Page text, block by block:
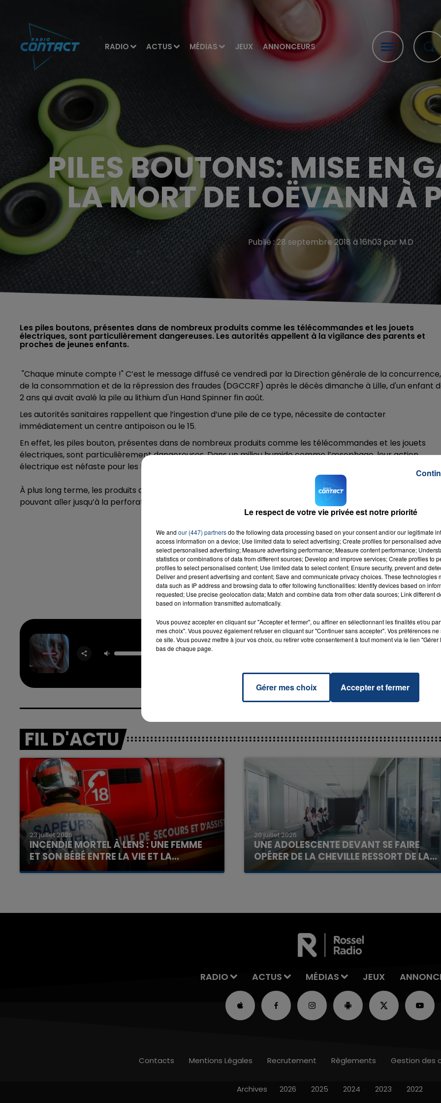
RADIO ACTUS MÉDIAS JEUX ANNONCEURS
LA TEAM DU WEEK-END
7h00 - 12h00
LA TEAM DU WEEK-END
PILES BOUTONS: MISE EN
LA MORT DE LOËVANN À
Publié : 28 septembre 2018 à 16h03 par M.D
Les piles boutons, présentes dans de nombreux produits comme les télécommandes et les jouets
électriques, sont particulièrement dangereuses. Les autorités appellent à la vigilance des parents et
proches de jeunes enfants.
"Chaque minute compte !" C’est le message diffusé ce vendredi par la Direction générale de la concurrence,
de la consommation et de la répression des fraudes (DGCCRF) après le décès dimanche à Lille, d'un enfant
2 ans qui avait avalé la pile au lithium d'un Hand Spinner fin août.
Les autorités sanitaires rappellent que l’ingestion d’une pile de ce type, nécessite de contacter
immédiatement un centre antipoison ou le 15.
En effet, les piles bouton, présentes dans de nombreux produits comme les télécommandes et les jouets
électriques, sont particulièrement dangereuses. Dans un milieu humide comme l’œsophage, leur action
électrique est néfaste pour les tissus.
À plus long terme, les produits qu’elles contiennent causent des brûlures de l’œsophage et de l’intestin
pouvant aller jusqu’à la perforation.
New Religion
FIL D'ACTU
23 juillet 2026
INCENDIE MORTEL À LENS : UNE FEMME
ET SON BÉBÉ ENTRE LA VIE ET LA...
Un homme s'est immolé par le feu après avoir
20 juillet 2026
UNE ADOLESCENTE DEVANT SE FAIRE
OPÉRER DE LA CHEVILLE RESSORT DE LA...
La famille a porté plainte contre la clinique qui a
La Team du Week-end
16h00 - 20h00
La Team du Week-end
RADIO ACTUS MÉDIAS JEUX
Contacts Mentions Légales Recrutement Règlements Gestion des
Archives 2026 2025 2024 2023 2022
Le respect de votre vie privée est notre priorité
We and our (447) partnersdo the following data processing based on your consent and/or our legitimate
access information on a device; Use limited data to select advertising; Create profiles for personalised
select personalised advertising; Measure advertising performance; Measure content performance;
statistics or combinations of data from different sources; Develop and improve services; Create profiles to
profiles to select personalised content; Use limited data to select content; Ensure security, prevent and
Deliver and present advertising and content; Save and communicate privacy choices. These technologies
data such as IP address and browsing data to offer following functionalities: Identify devices based on
requested; Use precise geolocation data; Match and combine data from other data sources; Link different
based on information transmitted automatically.
Vous pouvez accepter en cliquant sur "Accepter et fermer", ou affiner en sélectionnant les finalités et/ou
mes choix". Vous pouvez également refuser en cliquant sur "Continuer sans accepter". Vos préférences
ce site. Vous pouvez mettre à jour vos choix, ou retirer votre consentement à tout moment via le lien
bas de chaque page.
Gérer mes choix Accepter et fermer